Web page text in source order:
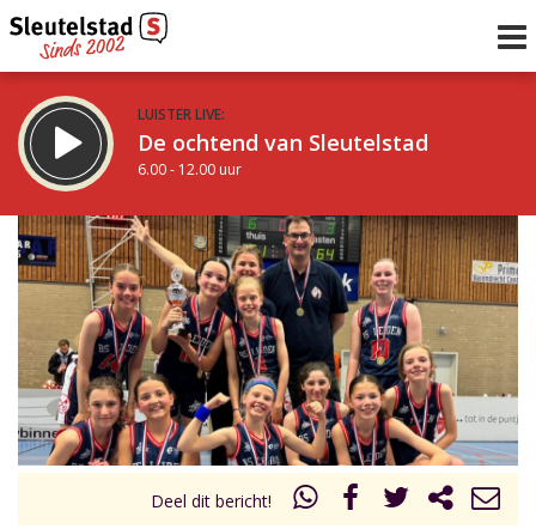
LUISTER LIVE:
De ochtend van Sleutelstad
6.00 - 12.00 uur
STRAKS:
De middag van Sleutelstad
12.00 - 17.00 uur
Vorig uur
uur 1 van 0 Volgend uur
Inklappen
Deel dit bericht!